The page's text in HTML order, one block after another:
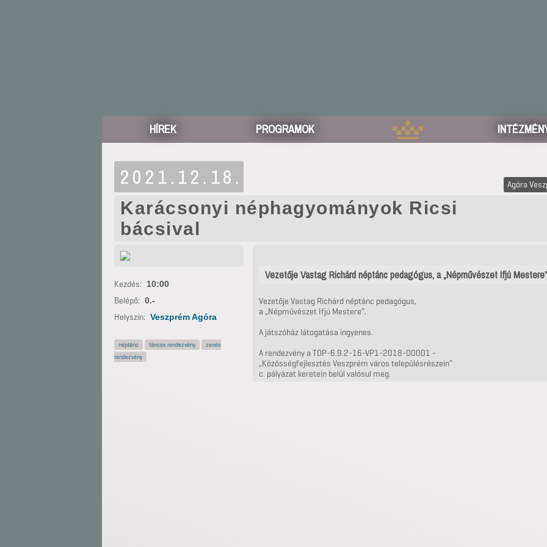
HÍREK PROGRAMOK
2021.12.18. Agóra
Karácsonyi néphagyományok Ricsi
bácsival
Vezetője Vastag Richárd néptánc pedagógus, a „Népművészet Ifjú
Vezetője Vastag Richárd néptánc pedagógus,
a „Népművészet Ifjú Mestere”.
A játszóház látogatása ingyenes.
A rendezvény a TOP-6.9.2-16-VP1-2018-00001 -
„Közösségfejlesztés Veszprém város településrészein”
c. pályázat keretein belül valósul meg.
Kezdés: 10:00
Belépő: 0.-
Helyszín: Veszprém Agóra
néptánc táncos rendezvény
zenés
rendezvény